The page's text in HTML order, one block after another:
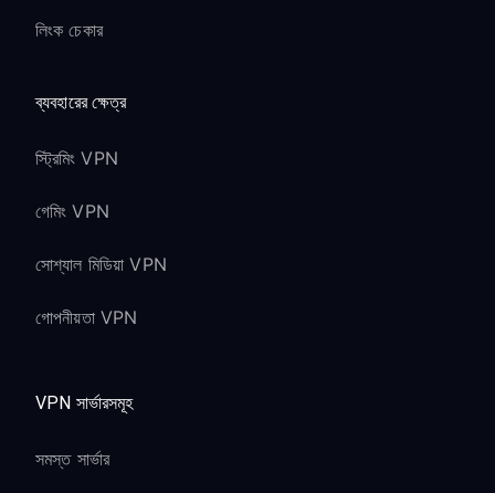
লিংক চেকার
ব্যবহারের ক্ষেত্র
স্ট্রিমিং VPN
গেমিং VPN
সোশ্যাল মিডিয়া VPN
গোপনীয়তা VPN
VPN সার্ভারসমূহ
সমস্ত সার্ভার